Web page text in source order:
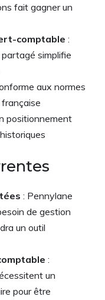
fait gagner un
comptable :
partagé simplifie
aux normes
positionnement
: Pennylane
de gestion
un outil
:
un
pour être